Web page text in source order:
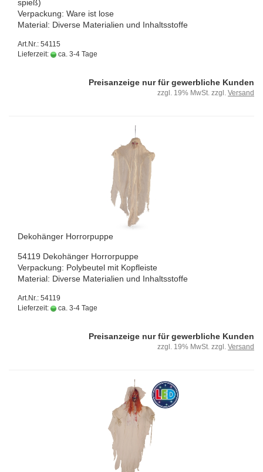
spieß)
Ver­pa­ckung: Ware ist lose
Ma­te­ri­al: Di­ver­se Ma­te­ria­li­en und In­halts­stof­fe
Art.Nr.: 54115
Lieferzeit:
ca. 3-4 Tage
Preisanzeige nur für gewerbliche Kunden
zzgl. 19% MwSt. zzgl. Versand
De­ko­hän­ger Hor­ror­pup­pe
54119 De­ko­hän­ger Hor­ror­pup­pe
Ver­pa­ckung: Po­ly­beu­tel mit Kopf­leis­te
Ma­te­ri­al: Di­ver­se Ma­te­ria­li­en und In­halts­stof­fe
Art.Nr.: 54119
Lieferzeit:
ca. 3-4 Tage
Preisanzeige nur für gewerbliche Kunden
zzgl. 19% MwSt. zzgl. Versand